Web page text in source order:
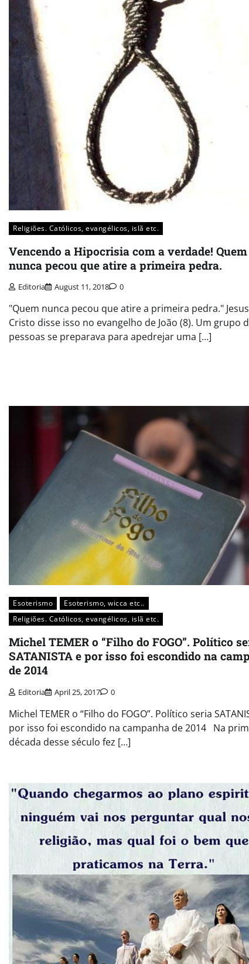
Religiões. Católicos, evangélicos, islã etc.
Vencendo a Hipocrisia com a verdade! Quem
nunca pecou que atire a primeira pedra.
Editoria August 11, 2018 0
"Quem nunca pecou que atire a primeira pedra." Jesus
Cristo disse isso no evangelho de João (8). Um grupo
pessoas se preparava para apedrejar uma […]
Esoterismo
Esoterismo, wicca etc..
Religiões. Católicos, evangélicos, islã etc.
Michel TEMER o “Filho do FOGO”. Político
SATANISTA e por isso foi escondido na
de 2014
Editoria April 25, 2017 0
Michel TEMER o “Filho do FOGO”. Político seria
por isso foi escondido na campanha de 2014 Na
década desse século fez […]